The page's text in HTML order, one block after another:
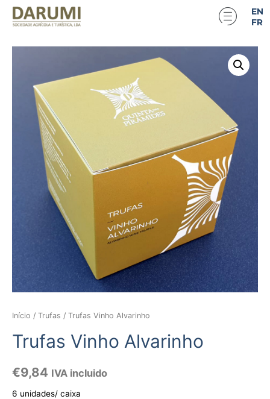
EN
FR
Início / Trufas / Trufas Vinho Alvarinho
Trufas Vinho Alvarinho
€9,84 IVA incluido
6 unidades/ caixa